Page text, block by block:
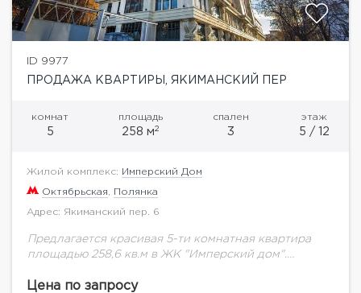
ID 9977
ПРОДАЖА КВАРТИРЫ, ЯКИМАНСКИЙ ПЕР
комнат
5
площадь
258 м2
спален
3
этаж
5 / 12
Жилой комплекс: Имперский Дом
Октябрьская Полянка
Адрес: Якиманский пер. 6
Предлагается красивая 5-ти комнатная квартира
площадью 258,6 кв.м в ЖК "Имперский дом".
собственными ванными комнатами и гардеробными,
Цена по запросу